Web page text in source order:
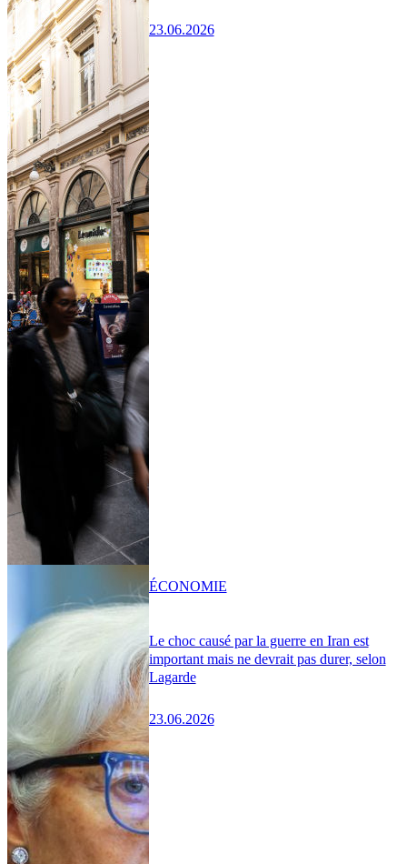
23.06.2026
Le choc causé par la guerre en Iran est
important mais ne devrait pas durer, selon
Lagarde
23.06.2026
ÉCONOMIE